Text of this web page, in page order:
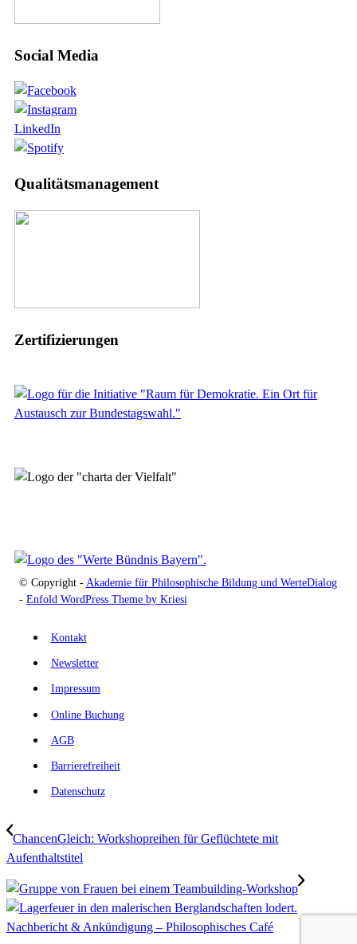
Social Media
LinkedIn
Qualitätsmanagement
Zertifizierungen
© Copyright - Akademie für Philosophische Bildung und WerteDialog
- Enfold WordPress Theme by Kriesi
Kontakt
Newsletter
Impressum
Online Buchung
AGB
Barrierefreiheit
Datenschutz
ChancenGleich: Workshopreihen für Geflüchtete mit
Aufenthaltstitel
Nachbericht & Ankündigung – Philosophisches Café